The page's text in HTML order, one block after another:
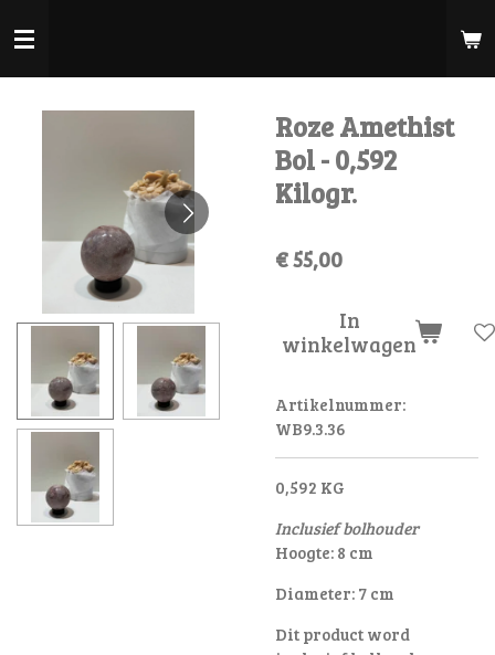
direct
Roze Amethist
Bol - 0,592
Kilogr.
€ 55,00
In
winkelwagen
Artikelnummer:
WB9.3.36
0,592 KG
Inclusief bolhouder
Hoogte: 8 cm
Diameter: 7 cm
Dit product word